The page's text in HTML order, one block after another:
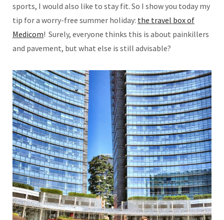
sports, I would also like to stay fit. So I show you today my
tip for a worry-free summer holiday: the travel box of
Medicom! Surely, everyone thinks this is about painkillers
and pavement, but what else is still advisable?